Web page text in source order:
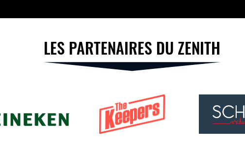
LES PARTENAIRES DU ZENITH